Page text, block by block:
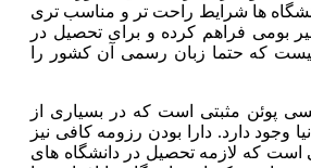
ها شرایط راحت تر و مناسب تری
بومی فراهم کرده و برای تحصیل در
که حتما زبان رسمی آن کشور را
پوئن مثبتی است که در بسیاری از
وجود دارد. دارا بودن رزومه کافی نیز
است که لازمه تحصیل در دانشگاه های